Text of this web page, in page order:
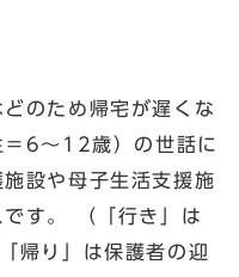
のため帰宅が遅くな
＝6～12歳）の世話に
設や母子生活支援施
す。 （「行き」は
帰り」は保護者の迎